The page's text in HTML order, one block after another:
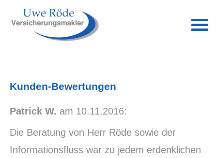
Kunden-Bewertungen
Patrick W. am 10.11.2016:
Die Beratung von Herr Röde sowie der
Informationsfluss war zu jedem erdenklichen